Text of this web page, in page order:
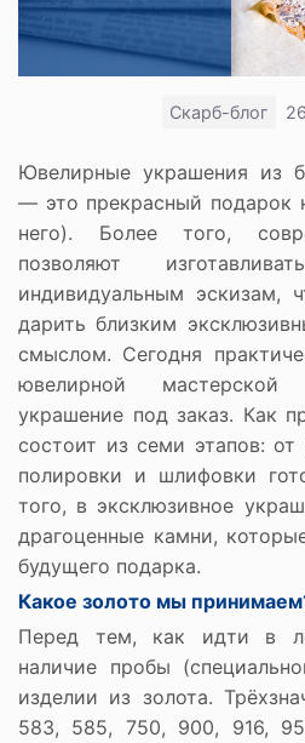
Скарб-блог
Ювелирные украшения из
— это прекрасный подарок
него). Более того,
позволяют
индивидуальным эскизам,
дарить близким
смыслом. Сегодня
ювелирной мастерской
украшение под заказ. Как
состоит из семи этапов: от
полировки и шлифовки
того, в эксклюзивное
драгоценные камни,
будущего подарка.
Какое золото мы
Перед тем, как идти в
наличие пробы
изделии из золота.
583, 585, 750, 900, 916,